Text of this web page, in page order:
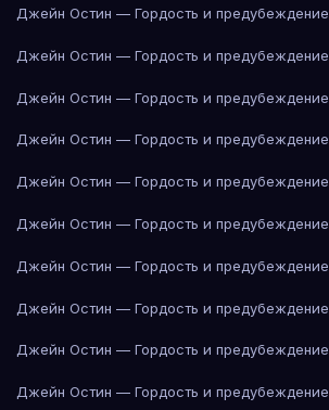
Джейн Остин — Гордость и предубеждение
Джейн Остин — Гордость и предубеждение
Джейн Остин — Гордость и предубеждение
Джейн Остин — Гордость и предубеждение
Джейн Остин — Гордость и предубеждение
Джейн Остин — Гордость и предубеждение
Джейн Остин — Гордость и предубеждение
Джейн Остин — Гордость и предубеждение
Джейн Остин — Гордость и предубеждение
Джейн Остин — Гордость и предубеждение